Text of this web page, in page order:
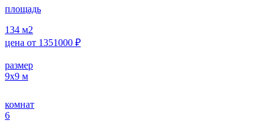
площадь
134 м2
цена от 1351000 ₽
размер
9х9 м
комнат
6